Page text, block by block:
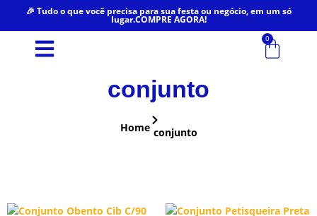
🎉 Tudo o que você precisa para sua festa ou negócio, em um só
lugar.COMPRE AGORA!
0
conjunto
Home conjunto